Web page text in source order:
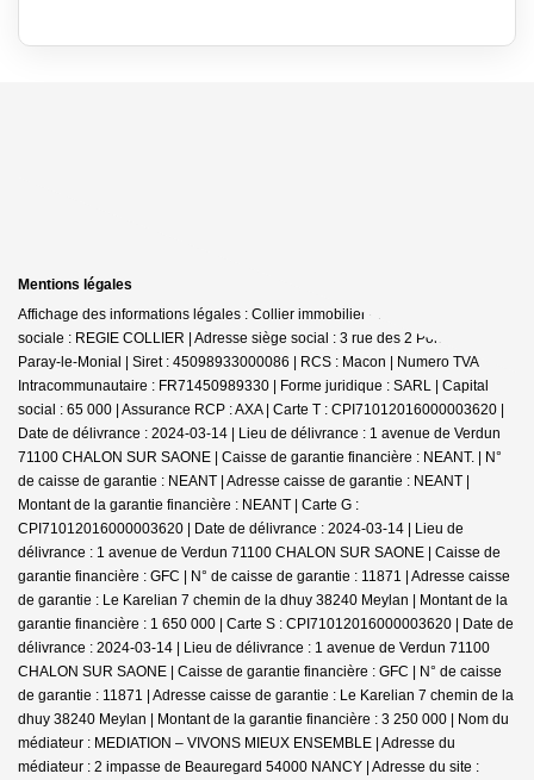
Mentions légales
Affichage des informations légales : Collier immobilier - Paray | Raison
sociale : REGIE COLLIER | Adresse siège social : 3 rue des 2 Ponts - 71600
Paray-le-Monial | Siret : 45098933000086 | RCS : Macon | Numero TVA
Intracommunautaire : FR71450989330 | Forme juridique : SARL | Capital
social : 65 000 | Assurance RCP : AXA | Carte T : CPI71012016000003620 |
Date de délivrance : 2024-03-14 | Lieu de délivrance : 1 avenue de Verdun
71100 CHALON SUR SAONE | Caisse de garantie financière : NEANT. | N°
de caisse de garantie : NEANT | Adresse caisse de garantie : NEANT |
Montant de la garantie financière : NEANT | Carte G :
CPI71012016000003620 | Date de délivrance : 2024-03-14 | Lieu de
délivrance : 1 avenue de Verdun 71100 CHALON SUR SAONE | Caisse de
garantie financière : GFC | N° de caisse de garantie : 11871 | Adresse caisse
de garantie : Le Karelian 7 chemin de la dhuy 38240 Meylan | Montant de la
garantie financière : 1 650 000 | Carte S : CPI71012016000003620 | Date de
délivrance : 2024-03-14 | Lieu de délivrance : 1 avenue de Verdun 71100
CHALON SUR SAONE | Caisse de garantie financière : GFC | N° de caisse
de garantie : 11871 | Adresse caisse de garantie : Le Karelian 7 chemin de la
dhuy 38240 Meylan | Montant de la garantie financière : 3 250 000 | Nom du
médiateur : MEDIATION – VIVONS MIEUX ENSEMBLE | Adresse du
médiateur : 2 impasse de Beauregard 54000 NANCY | Adresse du site :